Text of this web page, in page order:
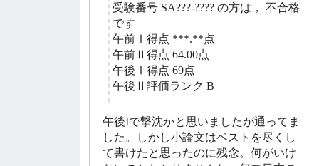
受験番号 SA???-???? の方は， 不合格
です
午前Ⅰ得点 ***.**点
午前Ⅱ得点 64.00点
午後Ⅰ得点 69点
午後Ⅱ評価ランク B
午後Iで撃沈かと思いましたが通ってま
した。しかし小論文はベストを尽くし
て書けたと思ったのに残念。何がいけ